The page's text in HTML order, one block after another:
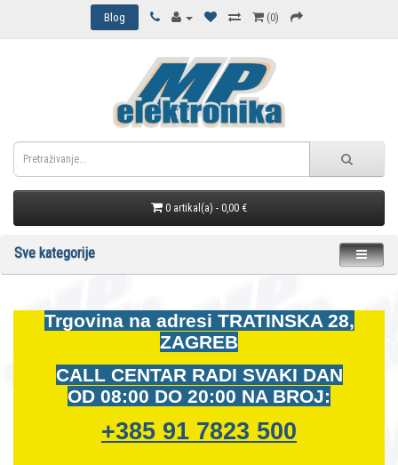
Blog (0)
0 artikal(a) - 0,00 €
Sve kategorije
Trgovina na adresi TRATINSKA 28,
ZAGREB
CALL CENTAR RADI SVAKI DAN
OD 08:00 DO 20:00 NA BROJ:
+385 91 7823 500